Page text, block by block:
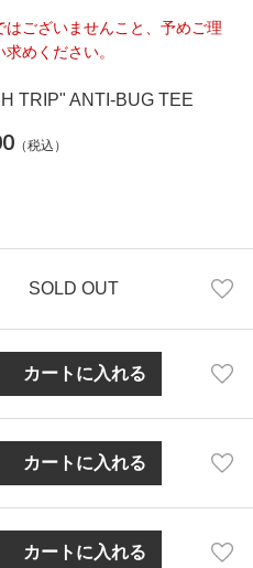
ございませんこと、予めご理
めください。
TRIP" ANTI-BUG TEE
（税込）
SOLD OUT